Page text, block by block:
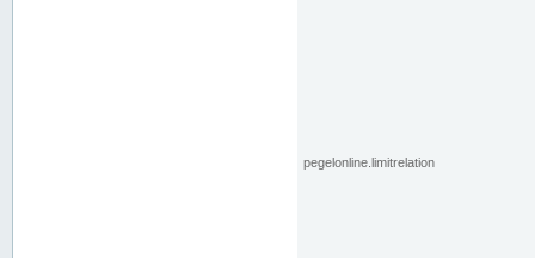
pegelonline.limitrelation